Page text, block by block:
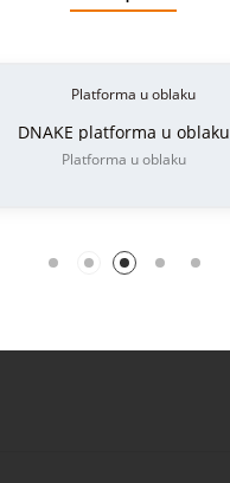
DNAKE platforma u oblaku
Platforma u oblaku